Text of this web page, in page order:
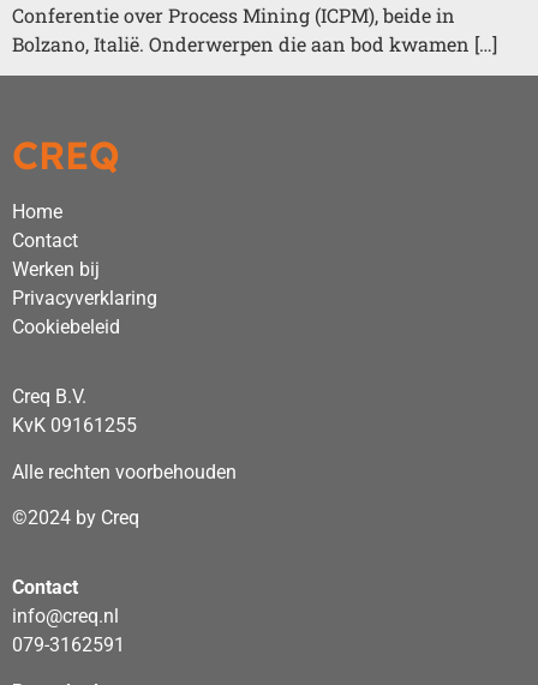
Conferentie over Process Mining (ICPM), beide in
Bolzano, Italië. Onderwerpen die aan bod kwamen […]
CREQ
Home
Contact
Werken bij
Privacyverklaring
Cookiebeleid
Creq B.V.
KvK 09161255
Alle rechten voorbehouden
©2024 by Creq
Contact
info@creq.nl
079-3162591